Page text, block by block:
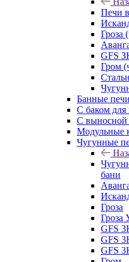
Печи
Гроза
GFS
Гром
Банные
С баком для
С выносной
Модульные
Чугунные
бани
Гроза
Гроза
GFS
GFS
GFS